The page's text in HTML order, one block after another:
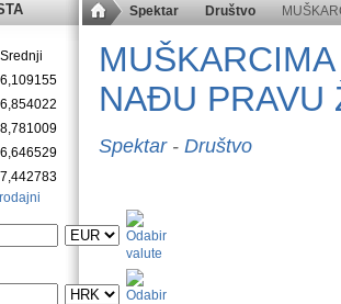
Spektar Društvo
NAĐU PRAVU
Spektar - Društvo
Srednji
6,109155
6,854022
8,781009
6,646529
7,442783